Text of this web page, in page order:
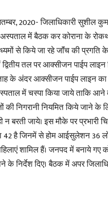
2020- जिलाधिकारी सुशील
में बैठक कर कोराना के
से किये जा रहे जाॅंच की प्रगति
तल पर आक्सीजन पाईप
के अंदर आक्सीजन पाईप लाइन
में चस्पा किया जाये ताकि
निगरानी नियमित किये जाने के
बरती जाये। इस मौके पर प्रभारी
42 है जिनमें से होम आईसुलेशन 36
शामिल हैं। जनपद में बनाये गए
निर्देश दिए। बैठक में अपर